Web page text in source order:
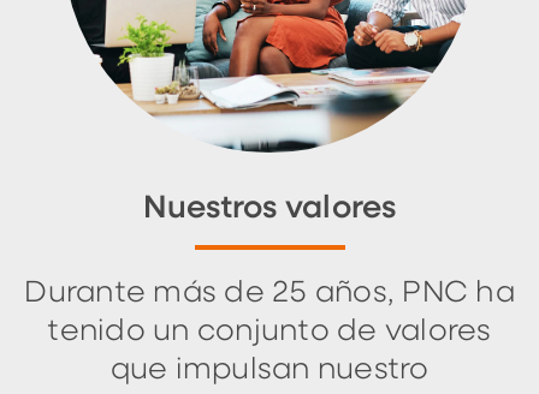
Nuestros valores
Durante más de 25 años, PNC ha
tenido un conjunto de valores
que impulsan nuestro